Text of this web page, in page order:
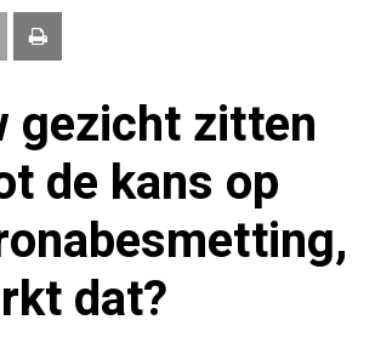
gezicht zitten
de kans op
dat?